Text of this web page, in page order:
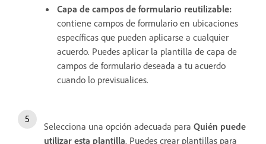
Capa de campos de formulario reutilizable:
contiene campos de formulario en ubicaciones
específicas que pueden aplicarse a cualquier
acuerdo. Puedes aplicar la plantilla de capa de
campos de formulario deseada a tu acuerdo
cuando lo previsualices.
Selecciona una opción adecuada para Quién puede
utilizar esta plantilla. Puedes crear plantillas para